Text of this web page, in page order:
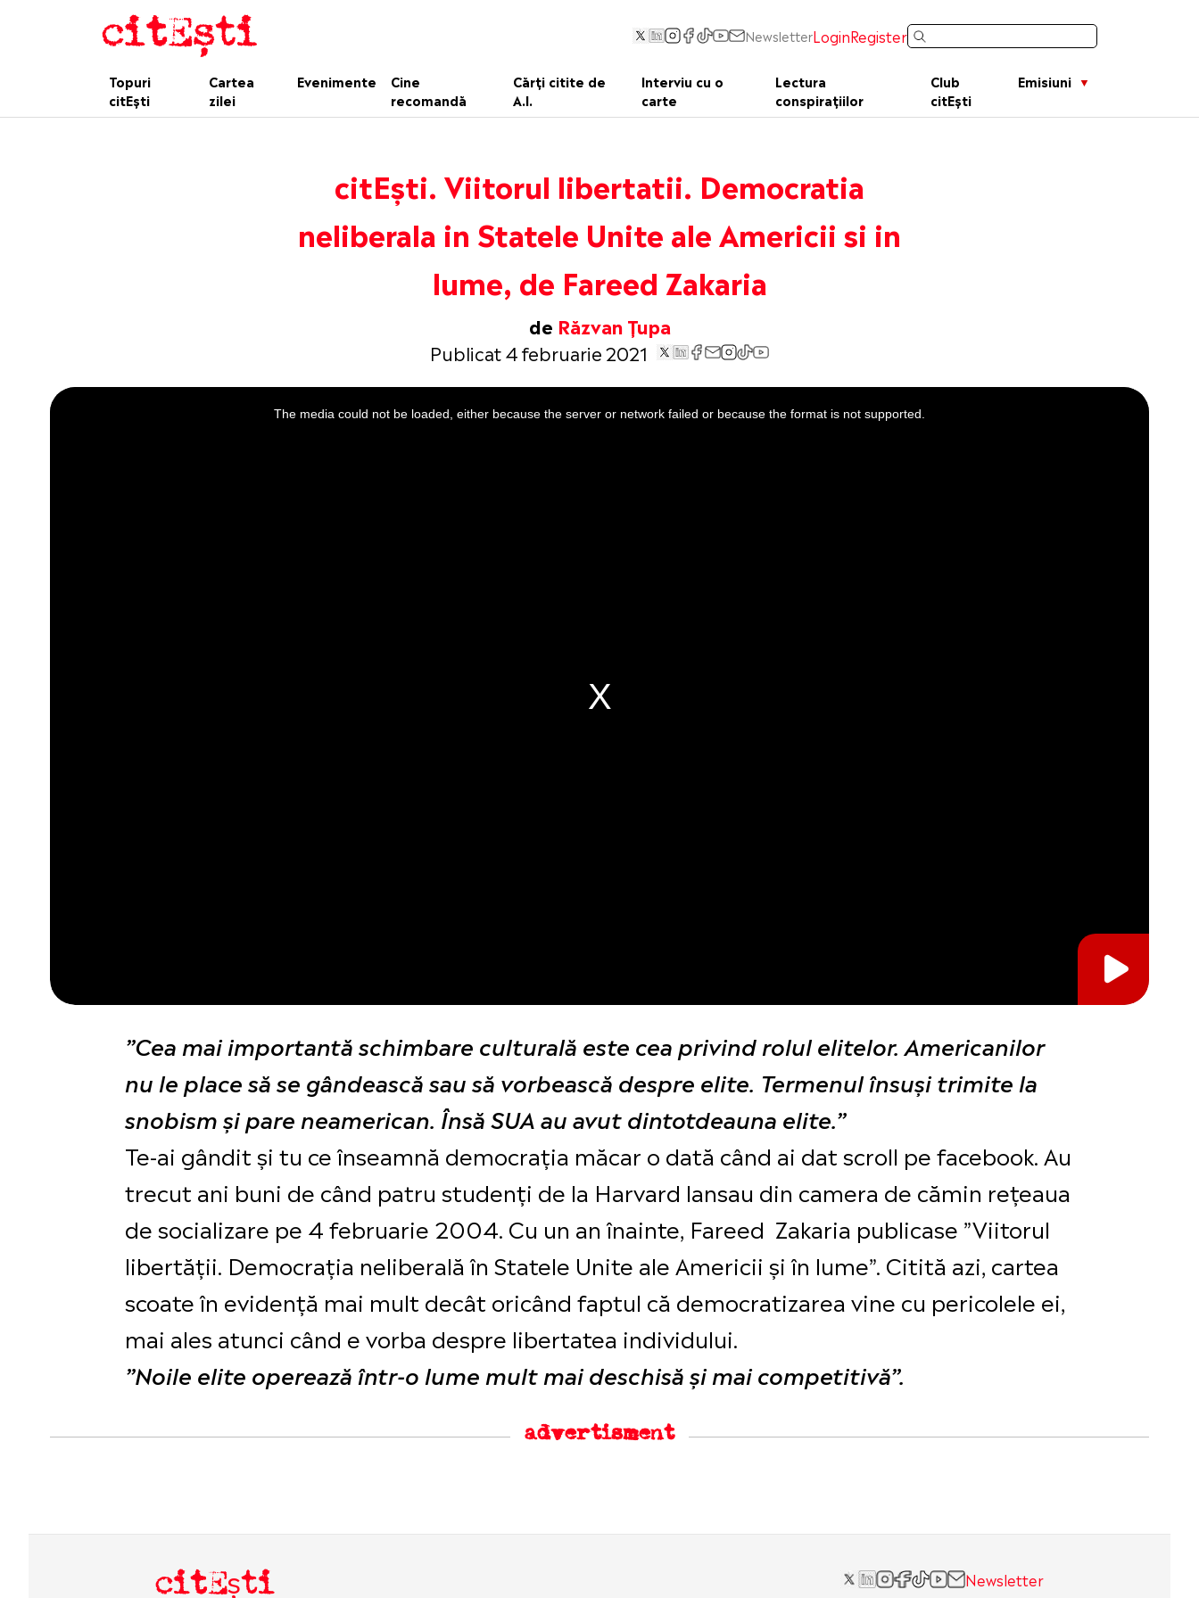
NewsletterLoginRegister
Topuri
citEști
Cartea
zilei
Evenimente
Cine
recomandă
Cărți citite de
A.I.
Interviu cu o
carte
Lectura
conspirațiilor
Club
citEști
Emisiuni
citEști. Viitorul libertatii. Democratia
neliberala in Statele Unite ale Americii si in
lume, de Fareed Zakaria
de Răzvan Țupa
Publicat 4 februarie 2021
This
is
a
The media could not be loaded, either because the server or network failed or because the format is not supported.
”Cea mai importantă schimbare culturală este cea privind rolul elitelor. Americanilor
nu le place să se gândească sau să vorbească despre elite. Termenul însuși trimite la
snobism și pare neamerican. Însă SUA au avut dintotdeauna elite.”
Te-ai gândit și tu ce înseamnă democrația măcar o dată când ai dat scroll pe facebook. Au
trecut ani buni de când patru studenți de la Harvard lansau din camera de cămin rețeaua
de socializare pe 4 februarie 2004. Cu un an înainte, Fareed Zakaria publicase ”Viitorul
libertății. Democrația neliberală în Statele Unite ale Americii și în lume”. Citită azi, cartea
scoate în evidență mai mult decât oricând faptul că democratizarea vine cu pericolele ei,
mai ales atunci când e vorba despre libertatea individului.
”Noile elite operează într-o lume mult mai deschisă și mai competitivă”.
advertisment
citEști Newsletter